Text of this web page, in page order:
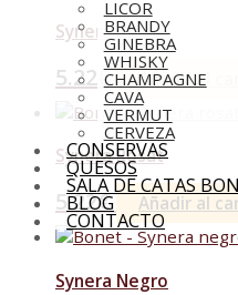
LICOR
BRANDY
GINEBRA
WHISKY
CHAMPAGNE
CAVA
VERMUT
CERVEZA
CONSERVAS
QUESOS
SALA DE CATAS
BLOG
CONTACTO
Synera Blanc
5.22€ Añadir al
Synera Rosat
5.22€ Añadir al
Synera Negro